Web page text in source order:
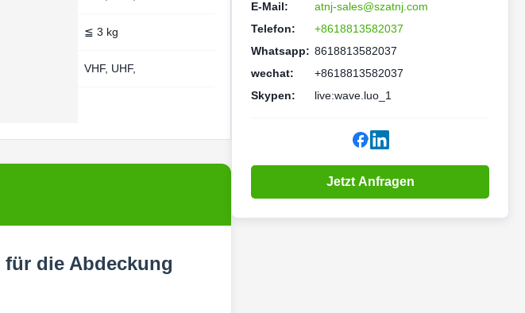
≦ 3 kg
VHF, UHF,
für die Abdeckung
E-Mail:
atnj-sales@szatnj.com
Telefon:
+8618813582037
Whatsapp: 8618813582037
wechat:
+8618813582037
Skypen:
live:wave.luo_1
Jetzt Anfragen